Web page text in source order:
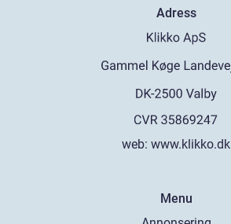
Adress
web: www.klikko.dk
Menu